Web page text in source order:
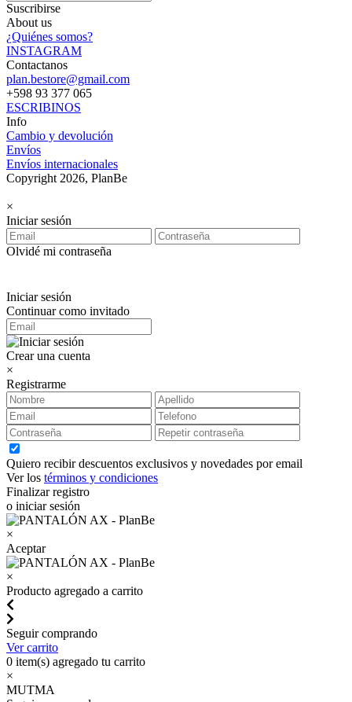
Suscribirse
About us
¿Quiénes somos?
INSTAGRAM
Contactanos
plan.bestore@gmail.com
+598 93 377 065
ESCRIBINOS
Info
Cambio y devolución
Envíos
Envíos internacionales
Copyright 2026, PlanBe
×
Iniciar sesión
Olvidé mi contraseña
Iniciar sesión
Continuar como invitado
Crear una cuenta
×
Registrarme
Quiero recibir descuentos exclusivos y novedades por email
Ver los términos y condiciones
Finalizar registro
o iniciar sesión
×
Aceptar
×
Producto agregado a carrito
Seguir comprando
Ver carrito
0 item(s) agregado tu carrito
×
MUTMA